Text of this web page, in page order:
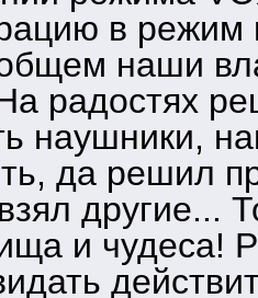
в режим
наши
радостях
наушники,
да решил
другие...
и чудеса!